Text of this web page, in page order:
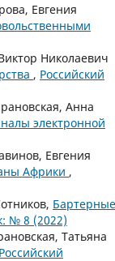
Евгения
Николаевич
, Российский
Анна
электронной
Евгения
Африки ,
Бартерные
№ 8 (2022)
Татьяна
Российский